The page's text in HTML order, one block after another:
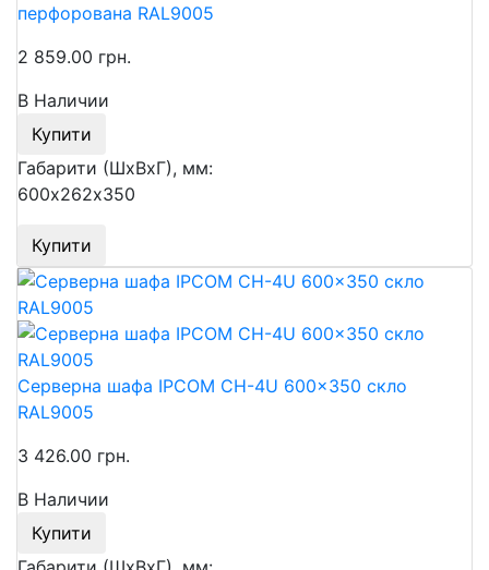
перфорована RAL9005
2 859.00 грн.
В Наличии
Купити
Габарити (ШхВхГ), мм:
600х262х350
Купити
Серверна шафа IPCOM CH-4U 600x350 скло
RAL9005
3 426.00 грн.
В Наличии
Купити